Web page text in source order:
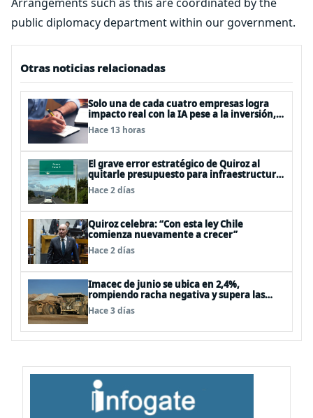
public diplomacy department within our government.
Otras noticias relacionadas
Solo una de cada cuatro empresas logra
impacto real con la IA pese a la inversión,
según el Foro Económico Mundial
Hace 13 horas
El grave error estratégico de Quiroz al
quitarle presupuesto para infraestructura
vial del Biobío
Hace 2 días
Quiroz celebra: “Con esta ley Chile
comienza nuevamente a crecer”
Hace 2 días
Imacec de junio se ubica en 2,4%,
rompiendo racha negativa y supera las
expectativas
Hace 3 días